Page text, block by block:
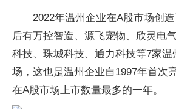
2022年温州企业在A股市场创
后有万控智造、源飞宠物、欣灵电
科技、珠城科技、通力科技等7家温
场，这也是温州企业自1997年首次
在A股市场上市数量最多的一年。